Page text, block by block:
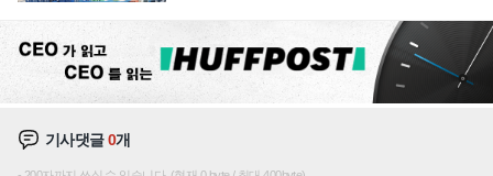
기사댓글0개